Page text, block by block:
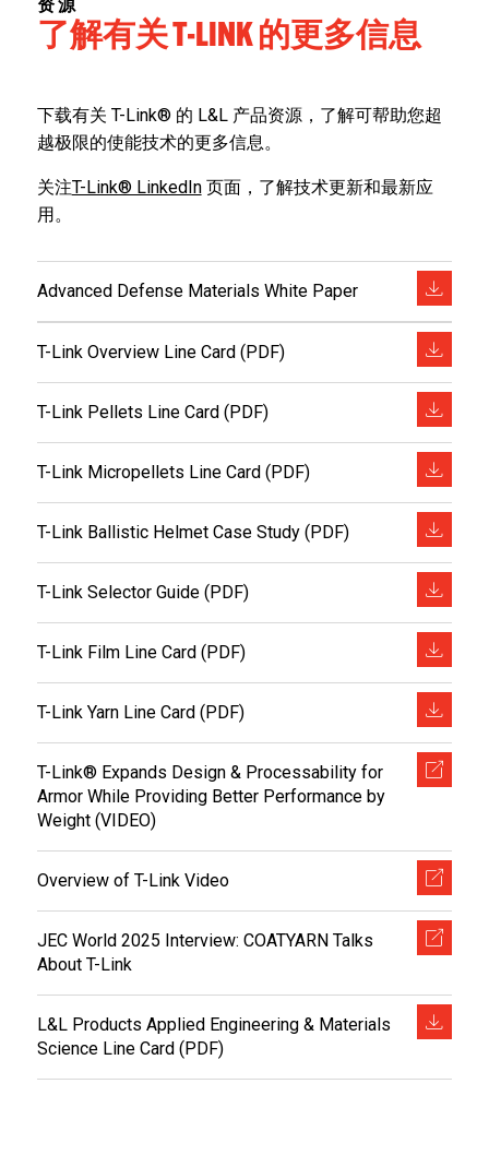
资源
了解有关 T-LINK 的更多信息
下载有关 T-Link® 的 L&L 产品资源，了解可帮助您超
越极限的使能技术的更多信息。
关注T-Link® LinkedIn页面，了解技术更新和最新应
用。
Advanced Defense Materials White Paper
T-Link Overview Line Card (PDF)
T-Link Pellets Line Card (PDF)
T-Link Micropellets Line Card (PDF)
T-Link Ballistic Helmet Case Study (PDF)
T-Link Selector Guide (PDF)
T-Link Film Line Card (PDF)
T-Link Yarn Line Card (PDF)
T-Link® Expands Design & Processability for
Armor While Providing Better Performance by
Weight (VIDEO)
Overview of T-Link Video
JEC World 2025 Interview: COATYARN Talks
About T-Link
L&L Products Applied Engineering & Materials
Science Line Card (PDF)